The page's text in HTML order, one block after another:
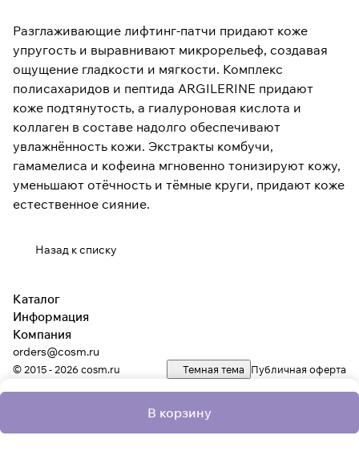
Разглаживающие лифтинг-патчи придают коже
упругость и выравнивают микрорельеф, создавая
ощущение гладкости и мягкости. Комплекс
полисахаридов и пептида ARGILERINE придают
коже подтянутость, а гиалуроновая кислота и
коллаген в составе надолго обеспечивают
увлажнённость кожи. Экстракты комбучи,
гамамелиса и кофеина мгновенно тонизируют кожу,
уменьшают отёчность и тёмные круги, придают коже
естественное сияние.
Назад к списку
В корзину
Каталог
Информация
Компания
orders@cosm.ru
© 2015 - 2026 cosm.ru Темная тема Публичная оферта